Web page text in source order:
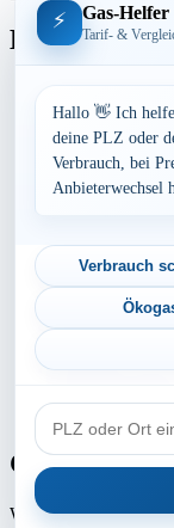
Bundesland
Bayern
Berlin
Brandenburg
Hamburg
Mecklenburg-
Niedersachsen
Nordrhein-
Rheinland-
Saarland
Sachsen-
Gaspreis-
Wie die Medien
⚡ Gas-Helfer
Tarif- &
Hallo 👋 Ich
deine PLZ oder
Verbrauch, bei
Anbieterwechsel
Verbrauch
PLZ
oder
Ort